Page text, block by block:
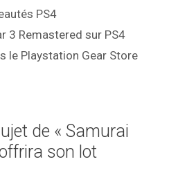
PS4
3 Remastered sur PS4
le Playstation Gear Store
de « Samurai
son lot